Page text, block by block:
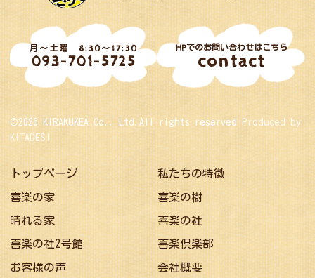
月～土曜 8:30～17:30
093-701-5725
HPでのお問い合わせはこちら
contact
©2026 KIRAKUKEA Co., Ltd.All rights reserved Produced by
KITADESI
トップページ 私たちの特徴
喜楽の家 喜楽の樹
晴れる家 喜楽の社
喜楽の社2号館 喜楽倶楽部
お客様の声 会社概要